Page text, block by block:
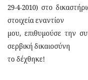
29-4-2010) στο
στοιχεία εναντίον
μου, επιθυμούσε την
σερβική δικαιοσύνη
το δέχθηκε!